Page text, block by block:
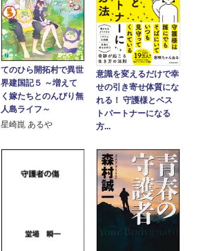
てのひら開拓村で異世
界建国記５ ～増えて
く嫁たちとのんびり無
人島ライフ～
星崎崑 あるや
意識を変えるだけで幸
せの引き寄せ体質にな
れる！ 守護様とベス
トパートナーになる
方...